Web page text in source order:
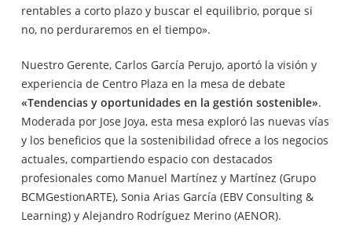
rentables a corto plazo y buscar el equilibrio, porque si
no, no perduraremos en el tiempo».
Nuestro Gerente, Carlos García Perujo, aportó la visión y
experiencia de Centro Plaza en la mesa de debate
«Tendencias y oportunidades en la gestión sostenible».
Moderada por Jose Joya, esta mesa exploró las nuevas vías
y los beneficios que la sostenibilidad ofrece a los negocios
actuales, compartiendo espacio con destacados
profesionales como Manuel Martínez y Martínez (Grupo
BCMGestionARTE), Sonia Arias García (EBV Consulting &
Learning) y Alejandro Rodríguez Merino (AENOR).